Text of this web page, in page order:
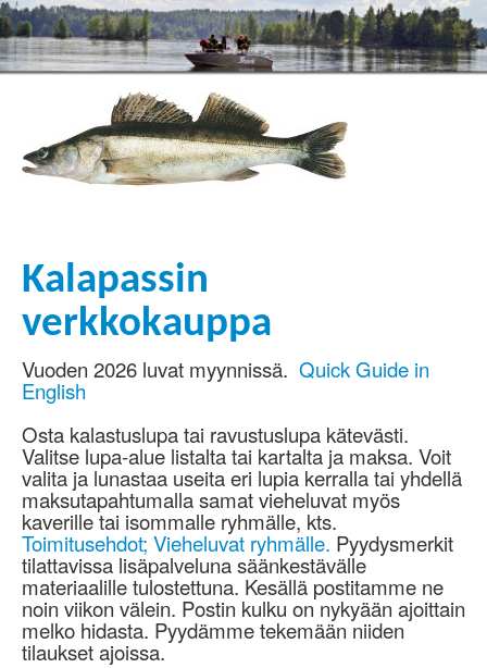
Kalapassin
verkkokauppa
Vuoden 2026 luvat myynnissä. Quick Guide in
English
Osta kalastuslupa tai ravustuslupa kätevästi.
Valitse lupa-alue listalta tai kartalta ja maksa. Voit
valita ja lunastaa useita eri lupia kerralla tai yhdellä
maksutapahtumalla samat vieheluvat myös
kaverille tai isommalle ryhmälle, kts.
Toimitusehdot; Vieheluvat ryhmälle. Pyydysmerkit
tilattavissa lisäpalveluna säänkestävälle
materiaalille tulostettuna. Kesällä postitamme ne
noin viikon välein. Postin kulku on nykyään ajoittain
melko hidasta. Pyydämme tekemään niiden
tilaukset ajoissa.